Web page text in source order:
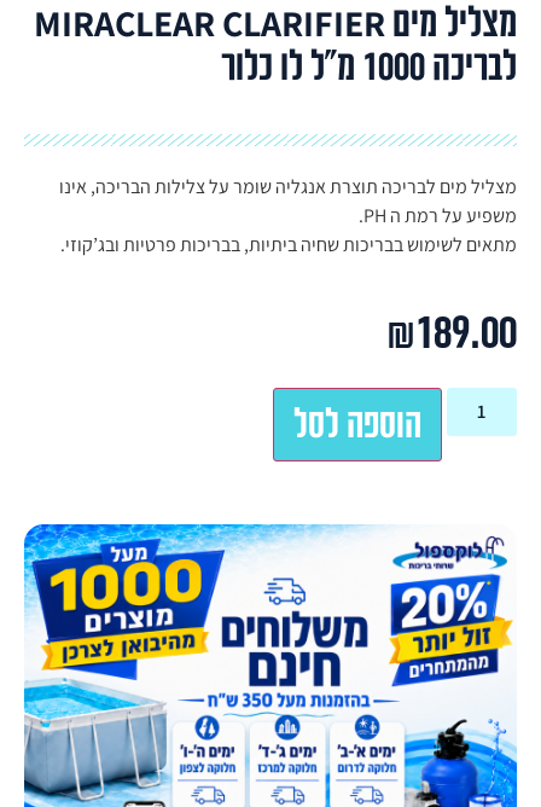
מצליל מים MIRACLEAR CLARIFIER
לבריכה 1000 מ"ל לו כלור
מצליל מים לבריכה תוצרת אנגליה שומר על צלילות הבריכה, אינו
משפיע על רמת ה PH.
מתאים לשימוש בבריכות שחיה ביתיות, בבריכות פרטיות ובג’קוזי.
₪189.00
הוספה לסל